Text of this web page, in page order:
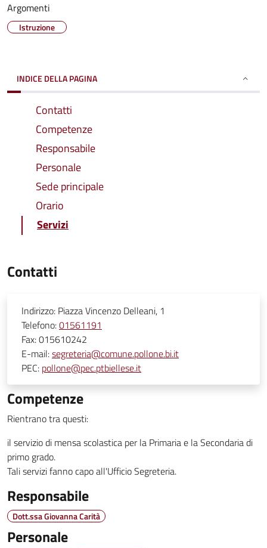
Argomenti
Istruzione
INDICE DELLA PAGINA
Contatti
Competenze
Responsabile
Personale
Sede principale
Orario
Servizi
Contatti
Indirizzo: Piazza Vincenzo Delleani, 1
Telefono:01561191
Fax:015610242
E-mail:segreteria@comune.pollone.bi.it
PEC: pollone@pec.ptbiellese.it
Competenze
Rientrano tra questi:
il servizio di mensa scolastica per la Primaria e la Secondaria di
primo grado.
Tali servizi fanno capo all'Ufficio Segreteria.
Responsabile
Dott.ssa Giovanna Carità
Personale